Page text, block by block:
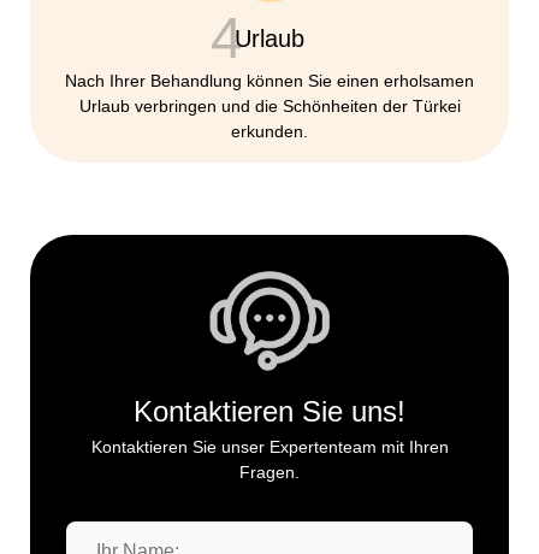
4Urlaub
Nach Ihrer Behandlung können Sie einen erholsamen
Urlaub verbringen und die Schönheiten der Türkei
erkunden.
Kontaktieren Sie uns!
Kontaktieren Sie unser Expertenteam mit Ihren
Fragen.